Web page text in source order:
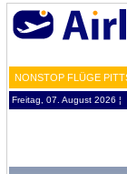
NONSTOP FLÜGE
Freitag, 07. August 2026 ¦